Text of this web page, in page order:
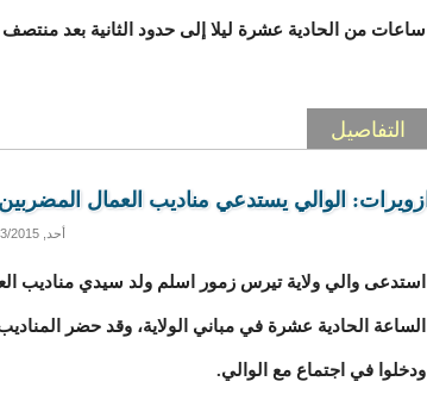
ساعات من الحادية عشرة ليلا إلى حدود الثانية بعد منتصف
التفاصيل
ازويرات: الوالي يستدعي مناديب العمال المضربين
أحد, 29/03/2015 - 01:15
استدعى والي ولاية تيرس زمور اسلم ولد سيدي مناديب
الساعة الحادية عشرة في مباني الولاية، وقد حضر المناديب
ودخلوا في اجتماع مع الوالي.